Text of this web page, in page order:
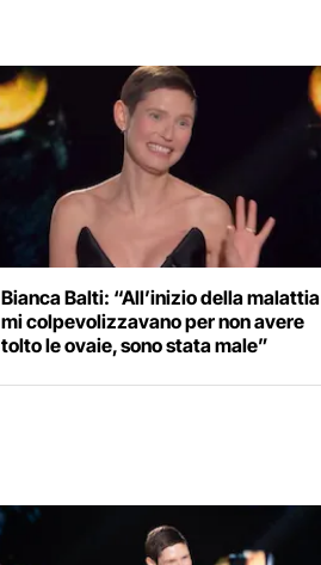
Bianca Balti: “All’inizio della malattia
mi colpevolizzavano per non avere
tolto le ovaie, sono stata male”